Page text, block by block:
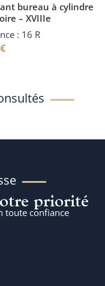
bureau à cylindre
– XVIIIe
: 16 R
€
priorité
toute confiance